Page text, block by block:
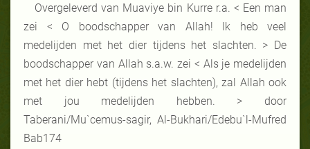
Overgeleverd van Muaviye bin Kurre r.a. < Een man
zei < O boodschapper van Allah! Ik heb veel
medelijden met het dier tijdens het slachten. > De
boodschapper van Allah s.a.w. zei < Als je medelijden
met het dier hebt (tijdens het slachten), zal Allah ook
met jou medelijden hebben. > door
Taberani/Mu`cemus-sagir, Al-Bukhari/Edebu`l-Mufred
Bab174